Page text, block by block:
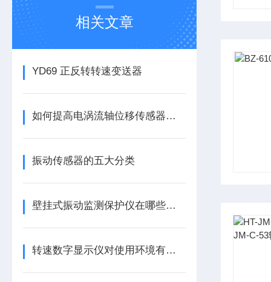
相关文章
YD69 正反转转速变送器
如何提高电涡流轴位移传感器的精度？
振动传感器的五大分类
壁挂式振动监测保护仪在哪些领域有广泛应用？
转速数字显示仪对使用环境有哪些要求